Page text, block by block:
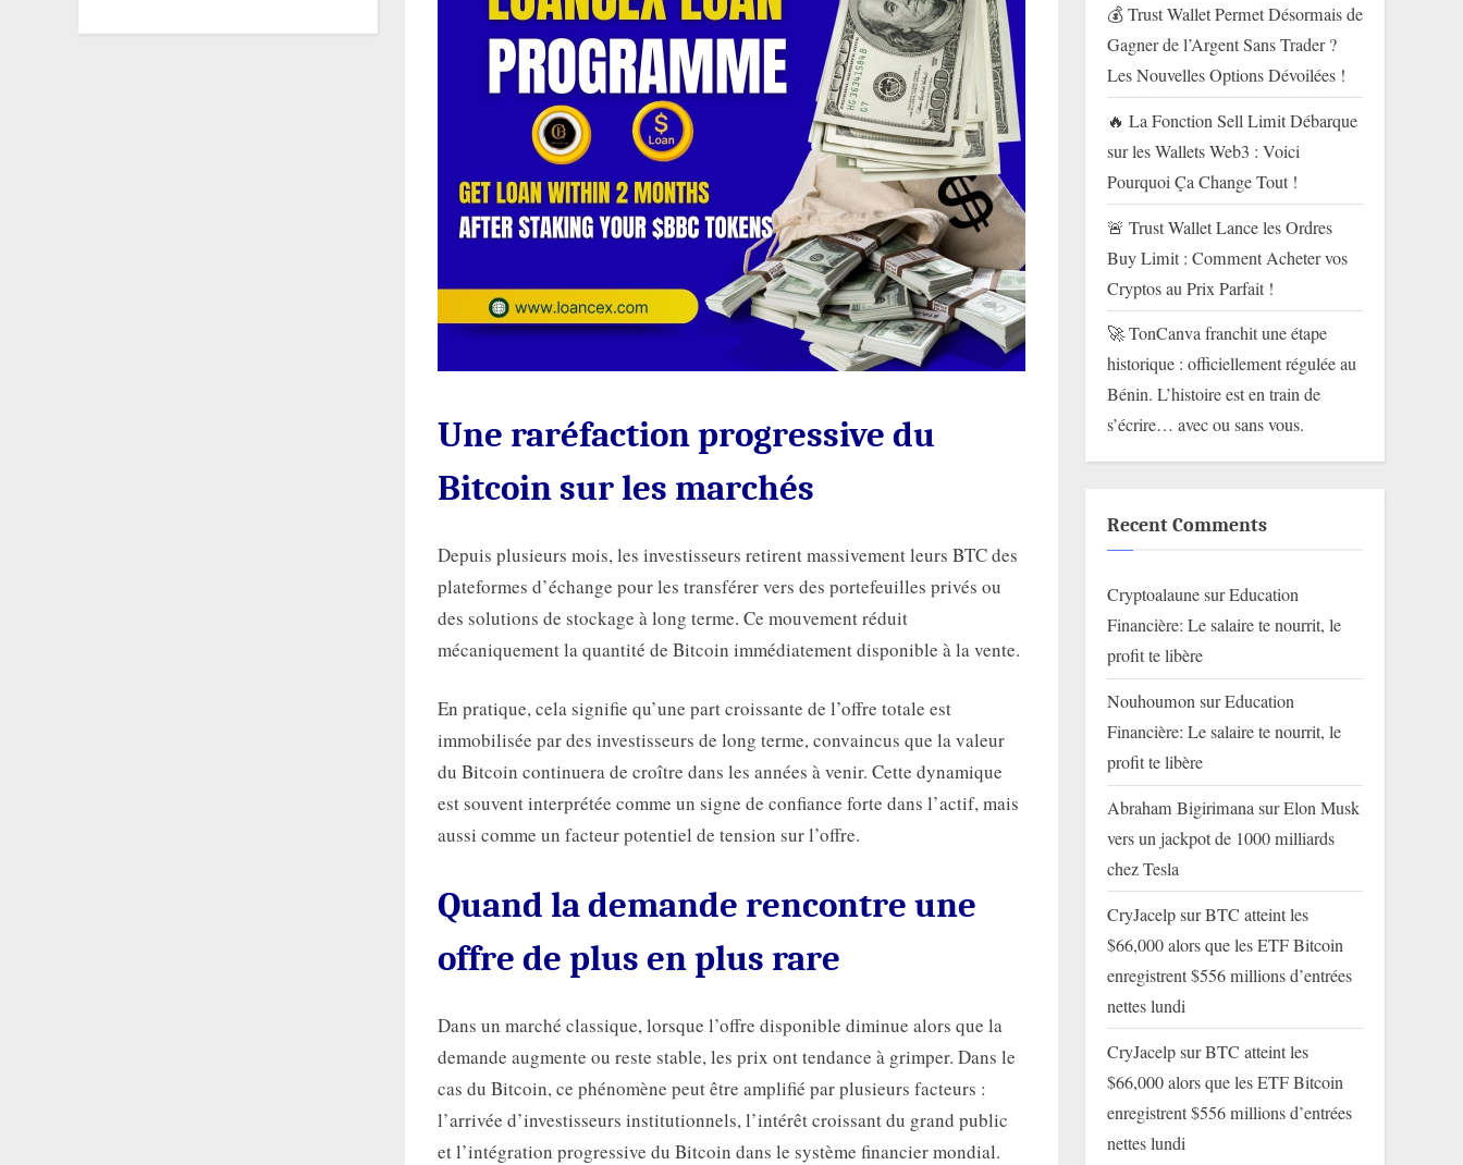
Une raréfaction progressive du
Bitcoin sur les marchés
Depuis plusieurs mois, les investisseurs retirent massivement leurs BTC des
plateformes d’échange pour les transférer vers des portefeuilles privés ou
des solutions de stockage à long terme. Ce mouvement réduit
mécaniquement la quantité de Bitcoin immédiatement disponible à la vente.
En pratique, cela signifie qu’une part croissante de l’offre totale est
immobilisée par des investisseurs de long terme, convaincus que la valeur
du Bitcoin continuera de croître dans les années à venir. Cette dynamique
est souvent interprétée comme un signe de confiance forte dans l’actif, mais
aussi comme un facteur potentiel de tension sur l’offre.
Quand la demande rencontre une
offre de plus en plus rare
Dans un marché classique, lorsque l’offre disponible diminue alors que la
demande augmente ou reste stable, les prix ont tendance à grimper. Dans le
cas du Bitcoin, ce phénomène peut être amplifié par plusieurs facteurs :
l’arrivée d’investisseurs institutionnels, l’intérêt croissant du grand public
et l’intégration progressive du Bitcoin dans le système financier mondial.
💰 Trust Wallet Permet Désormais de
Gagner de l’Argent Sans Trader ?
Les Nouvelles Options Dévoilées !
🔥 La Fonction Sell Limit Débarque
sur les Wallets Web3 : Voici
Pourquoi Ça Change Tout !
🚨 Trust Wallet Lance les Ordres
Buy Limit : Comment Acheter vos
Cryptos au Prix Parfait !
🚀 TonCanva franchit une étape
historique : officiellement régulée au
Bénin. L’histoire est en train de
s’écrire… avec ou sans vous.
Recent Comments
CryptoalaunesurEducation
Financière: Le salaire te nourrit, le
profit te libère
NouhoumonsurEducation
Financière: Le salaire te nourrit, le
profit te libère
Abraham BigirimanasurElon Musk
vers un jackpot de 1000 milliards
chez Tesla
CryJacelpsurBTC atteint les
$66,000 alors que les ETF Bitcoin
enregistrent $556 millions d’entrées
nettes lundi
CryJacelpsurBTC atteint les
$66,000 alors que les ETF Bitcoin
enregistrent $556 millions d’entrées
nettes lundi